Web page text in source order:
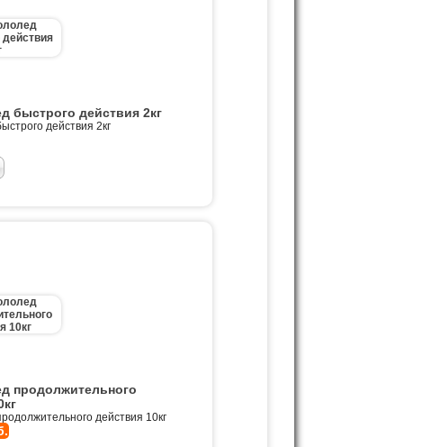
быстрого действия 2кг
действия 2кг
продолжительного
действия 10кг